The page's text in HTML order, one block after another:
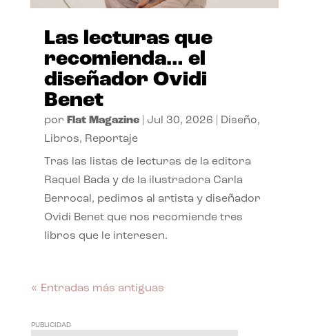
Las lecturas que
recomienda… el
diseñador Ovidi
Benet
por Flat Magazine| Jul 30, 2026 Diseño,
Libros, Reportaje
Tras las listas de lecturas de la editora
Raquel Bada y de la ilustradora Carla
Berrocal, pedimos al artista y diseñador
Ovidi Benet que nos recomiende tres
libros que le interesen.
« Entradas más antiguas
PUBLICIDAD